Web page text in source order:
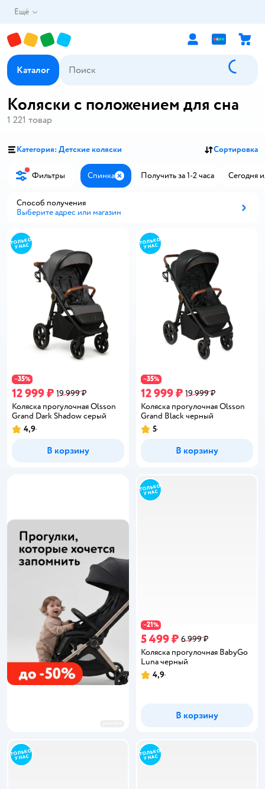
Ещё
Каталог
Коляски с положением для сна
1 221 товар
Категория: Детские коляски Сортировка
Фильтры Спинка ЗакрытьПолучить за 1-2 часа Сегодня
Способ получения
Выберите адрес или магазин
−35%
12 999 ₽ 19 999 ₽
Коляска прогулочная Olsson
Grand Dark Shadow серый
Рейтинг:
4,9
В корзину
−35%
12 999 ₽ 19 999 ₽
Коляска прогулочная Olsson
Grand Black черный
Рейтинг:
5
В корзину
−21%
5 499 ₽ 6 999 ₽
Коляска прогулочная BabyGo
Luna черный
Рейтинг:
4,9
В корзину